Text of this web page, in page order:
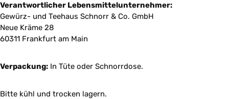
Verantwortlicher Lebensmittelunternehmer:
Gewürz- und Teehaus Schnorr & Co. GmbH
Neue Kräme 28
60311 Frankfurt am Main
Verpackung: In Tüte oder Schnorrdose.
Bitte kühl und trocken lagern.